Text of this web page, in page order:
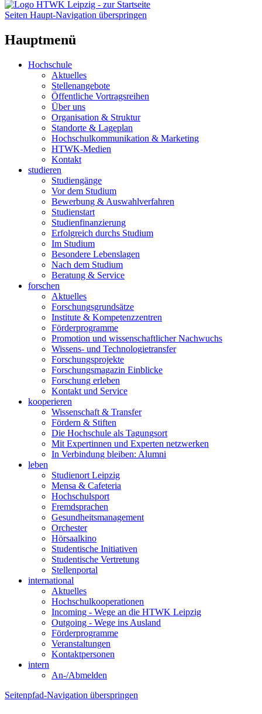
Seiten Haupt-Navigation überspringen
Hauptmenü
Hochschule
Aktuelles
Stellenangebote
Öffentliche Vortragsreihen
Über uns
Organisation & Struktur
Standorte & Lageplan
Hochschulkommunikation & Marketing
HTWK-Medien
Kontakt
studieren
Studiengänge
Vor dem Studium
Bewerbung & Auswahlverfahren
Studienstart
Studienfinanzierung
Erfolgreich durchs Studium
Im Studium
Besondere Lebenslagen
Nach dem Studium
Beratung & Service
forschen
Aktuelles
Forschungsgrundsätze
Institute & Kompetenzzentren
Förderprogramme
Promotion und wissenschaftlicher Nachwuchs
Wissens- und Technologietransfer
Forschungsprojekte
Forschungsmagazin Einblicke
Forschung erleben
Kontakt und Service
kooperieren
Wissenschaft & Transfer
Fördern & Stiften
Die Hochschule als Tagungsort
Mit Expertinnen und Experten netzwerken
In Verbindung bleiben: Alumni
leben
Studienort Leipzig
Mensa & Cafeteria
Hochschulsport
Fremdsprachen
Gesundheitsmanagement
Orchester
Hörsaalkino
Studentische Initiativen
Studentische Vertretung
Stellenportal
international
Aktuelles
Hochschulkooperationen
Incoming - Wege an die HTWK Leipzig
Outgoing - Wege ins Ausland
Förderprogramme
Veranstaltungen
Kontaktpersonen
intern
An-/Abmelden
Seitenpfad-Navigation überspringen